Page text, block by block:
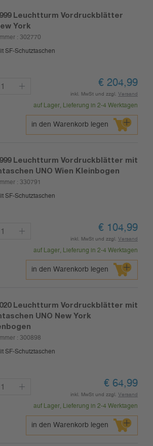
Leuchtturm Vordruckblätter
York
: 302770
SF-Schutztaschen
€ 204,99
inkl. MwSt und zzgl. Versand
auf Lager, Lieferung in 2-4 Werktagen
in den Warenkorb legen
Leuchtturm Vordruckblätter mit
UNO Wien Kleinbogen
: 330791
SF-Schutztaschen
€ 104,99
inkl. MwSt und zzgl. Versand
auf Lager, Lieferung in 2-4 Werktagen
in den Warenkorb legen
Leuchtturm Vordruckblätter mit
UNO New York
: 300898
SF-Schutztaschen
€ 64,99
inkl. MwSt und zzgl. Versand
auf Lager, Lieferung in 2-4 Werktagen
in den Warenkorb legen